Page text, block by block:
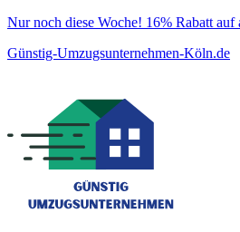
Nur noch diese Woche! 16% Rabatt auf
Günstig-Umzugsunternehmen-Köln.de